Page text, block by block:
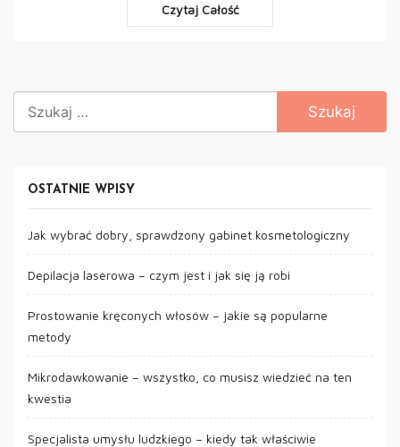
Czytaj Całość
OSTATNIE WPISY
Jak wybrać dobry, sprawdzony gabinet kosmetologiczny
Depilacja laserowa – czym jest i jak się ją robi
Prostowanie kręconych włosów – jakie są popularne
metody
Mikrodawkowanie – wszystko, co musisz wiedzieć na ten
kwestia
Specjalista umysłu ludzkiego – kiedy tak właściwie